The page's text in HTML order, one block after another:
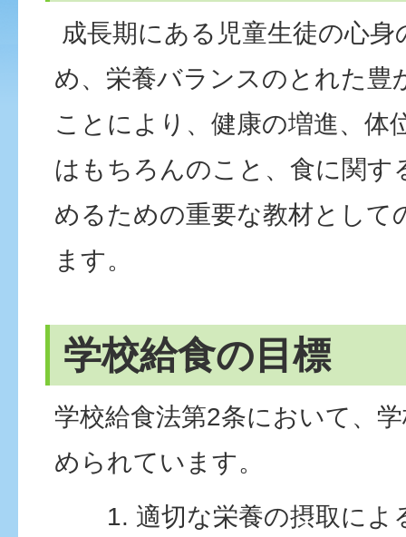
成長期にある児童生徒の心
め、栄養バランスのとれた豊
ことにより、健康の増進、体
はもちろんのこと、食に関す
めるための重要な教材として
ます。
学校給食の目標
学校給食法第2条において、
められています。
適切な栄養の摂取によ